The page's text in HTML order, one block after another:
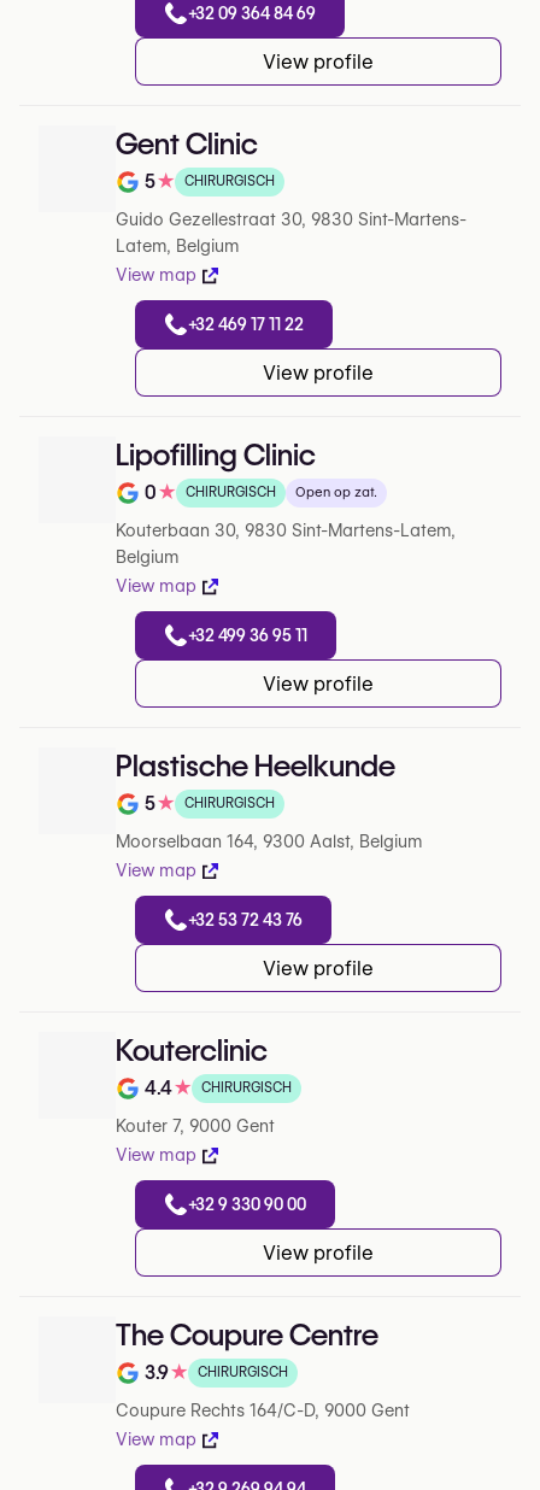
+32 09 364 84 69
View profile
Gent Clinic
Note de 5 sur 5 sur Google
5★ CHIRURGISCH
Guido Gezellestraat 30, 9830 Sint-Martens-
Latem, Belgium
View map
+32 469 17 11 22
View profile
Lipofilling Clinic
Note de 0 sur 5 sur Google
0★ CHIRURGISCH Open op zat.
Kouterbaan 30, 9830 Sint-Martens-Latem,
Belgium
View map
+32 499 36 95 11
View profile
Plastische Heelkunde
Note de 5 sur 5 sur Google
5★ CHIRURGISCH
Moorselbaan 164, 9300 Aalst, Belgium
View map
+32 53 72 43 76
View profile
Kouterclinic
Note de 4.4 sur 5 sur Google
4.4★ CHIRURGISCH
Kouter 7, 9000 Gent
View map
+32 9 330 90 00
View profile
The Coupure Centre
Note de 3.9 sur 5 sur Google
3.9★ CHIRURGISCH
Coupure Rechts 164/C-D, 9000 Gent
View map